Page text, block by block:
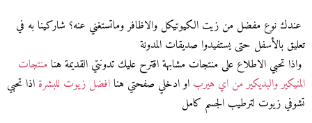
عندك نوع مفضل من زيت الكيوتيكل والاظافر وماتستغني عنه؟ شاركينا به في
تعليق بالأسفل حتى يستفيدوا صديقات المدونة
واذا تحبي الاطلاع على منتجات مشابهة اقترح عليك تدونتي القديمة هنامنتجات
المنيكير والبديكير من اي هيرباو ادخلي صفحتي هناافضل زيوت للبشرةاذا تحبي
تشوفي زيوت لترطيب الجسم كامل